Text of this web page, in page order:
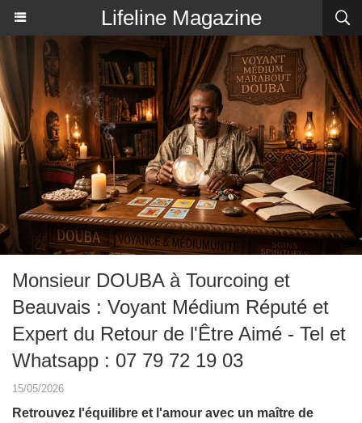
Lifeline Magazine
Monsieur DOUBA à Tourcoing et
Beauvais : Voyant Médium Réputé et
Expert du Retour de l'Être Aimé - Tel et
Whatsapp : 07 79 72 19 03
15/05/2026
Retrouvez l'équilibre et l'amour avec un maître de